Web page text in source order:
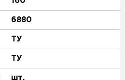
6880
ТУ
ТУ
шт.